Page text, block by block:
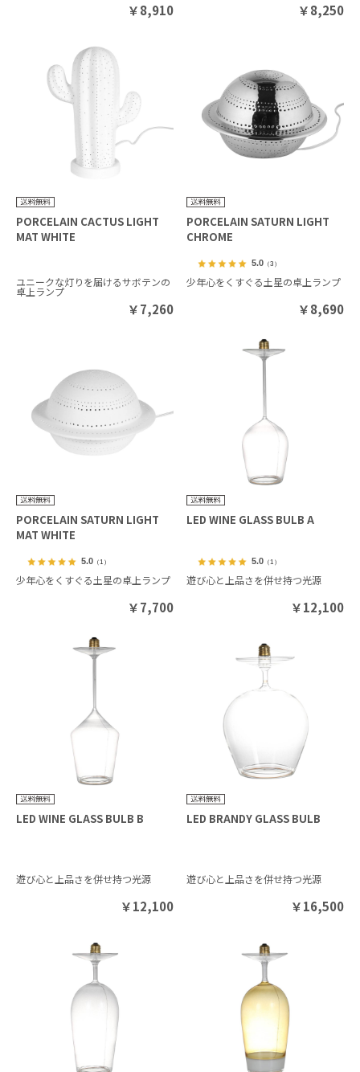
￥8,910 ￥8,250
PORCELAIN CACTUS LIGHT
MAT WHITE
ユニークな灯りを届けるサボテンの
卓上ランプ
￥7,260
PORCELAIN SATURN LIGHT
CHROME
5.0 （3）
少年心をくすぐる土星の卓上ランプ
￥8,690
PORCELAIN SATURN LIGHT
MAT WHITE
5.0（1）
少年心をくすぐる土星の卓上ランプ
￥7,700
LED WINE GLASS BULB A
5.0 （1）
遊び心と上品さを併せ持つ光源
￥12,100
LED WINE GLASS BULB B
遊び心と上品さを併せ持つ光源
￥12,100
LED BRANDY GLASS BULB
遊び心と上品さを併せ持つ光源
￥16,500